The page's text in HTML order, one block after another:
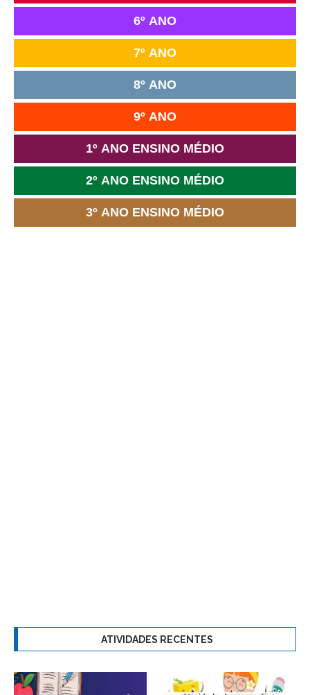
6º ANO
7º ANO
8º ANO
9º ANO
1º ANO ENSINO MÉDIO
2º ANO ENSINO MÉDIO
3º ANO ENSINO MÉDIO
ATIVIDADES RECENTES